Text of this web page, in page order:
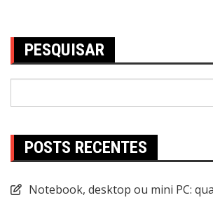
PESQUISAR
POSTS RECENTES
Notebook, desktop ou mini PC: